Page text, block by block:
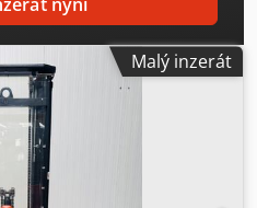
Malý inzerát